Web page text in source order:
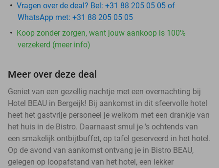
Vragen over de deal? Bel: +31 88 205 05 05 of
WhatsApp met: +31 88 205 05 05
Koop zonder zorgen, want jouw aankoop is 100%
verzekerd (meer info)
Meer over deze deal
Geniet van een gezellig nachtje met een overnachting bij
Hotel BEAU in Bergeijk! Bij aankomst in dit sfeervolle hotel
heet het gastvrije personeel je welkom met een drankje van
het huis in de Bistro. Daarnaast smul je 's ochtends van
een smakelijk ontbijtbuffet, op tafel geserveerd in het hotel.
Op de avond van aankomst ontvang je in Bistro BEAU,
gelegen op loopafstand van het hotel, een lekker